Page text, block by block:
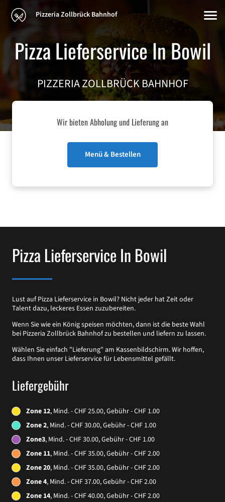
Pizzeria Zollbrück Bahnhof
Pizza Lieferservice In Bowil
PIZZERIA ZOLLBRÜCK BAHNHOF
Wir bieten Abholung und Lieferung an
Menü & Bestellen
Pizza Lieferservice In Bowil
Lust auf Pizza Lieferservice in Bowil? Nicht jeder hat Zeit oder
Talent dazu, leckeres Essen zuzubereiten.
Wenn Sie wie ein König speisen möchten, dann ist die beste Wahl
bei Pizzeria Zollbrück Bahnhof zu bestellen und liefern zu lassen.
Wählen Sie einfach "Lieferung" am Kassenbildschirm. Wir hoffen,
dass Ihnen unser Lieferservice für Lebensmittel gefällt.
Liefergebühr
Zone 12, Mind. - CHF 25.00, Gebühr - CHF 1.00
Zone 2, Mind. - CHF 30.00, Gebühr - CHF 1.00
Zone3, Mind. - CHF 30.00, Gebühr - CHF 1.00
Zone 11, Mind. - CHF 35.00, Gebühr - CHF 2.00
Zone 20, Mind. - CHF 35.00, Gebühr - CHF 2.00
Zone 4, Mind. - CHF 37.00, Gebühr - CHF 2.00
Zone 14, Mind. - CHF 40.00, Gebühr - CHF 2.00